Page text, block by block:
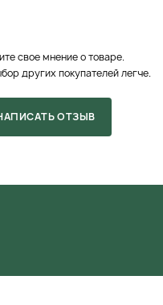
свое мнение о товаре.
других покупателей легче.
ОТЗЫВ